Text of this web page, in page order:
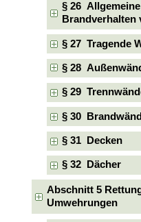
§ 26
Brandverhalten
§ 27 Tragende
§ 28
§ 29
§ 30
§ 31 Decken
§ 32 Dächer
Abschnitt 5
Umwehrungen